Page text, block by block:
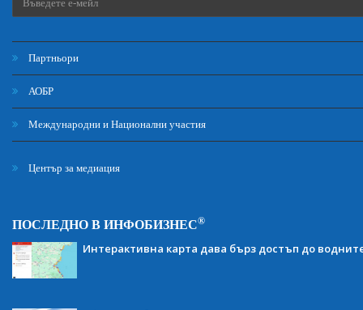
Партньори
АОБР
Международни и Национални участия
Център за медиация
ПОСЛЕДНО В ИНФОБИЗНЕС®
Интерактивна карта дава бърз достъп до